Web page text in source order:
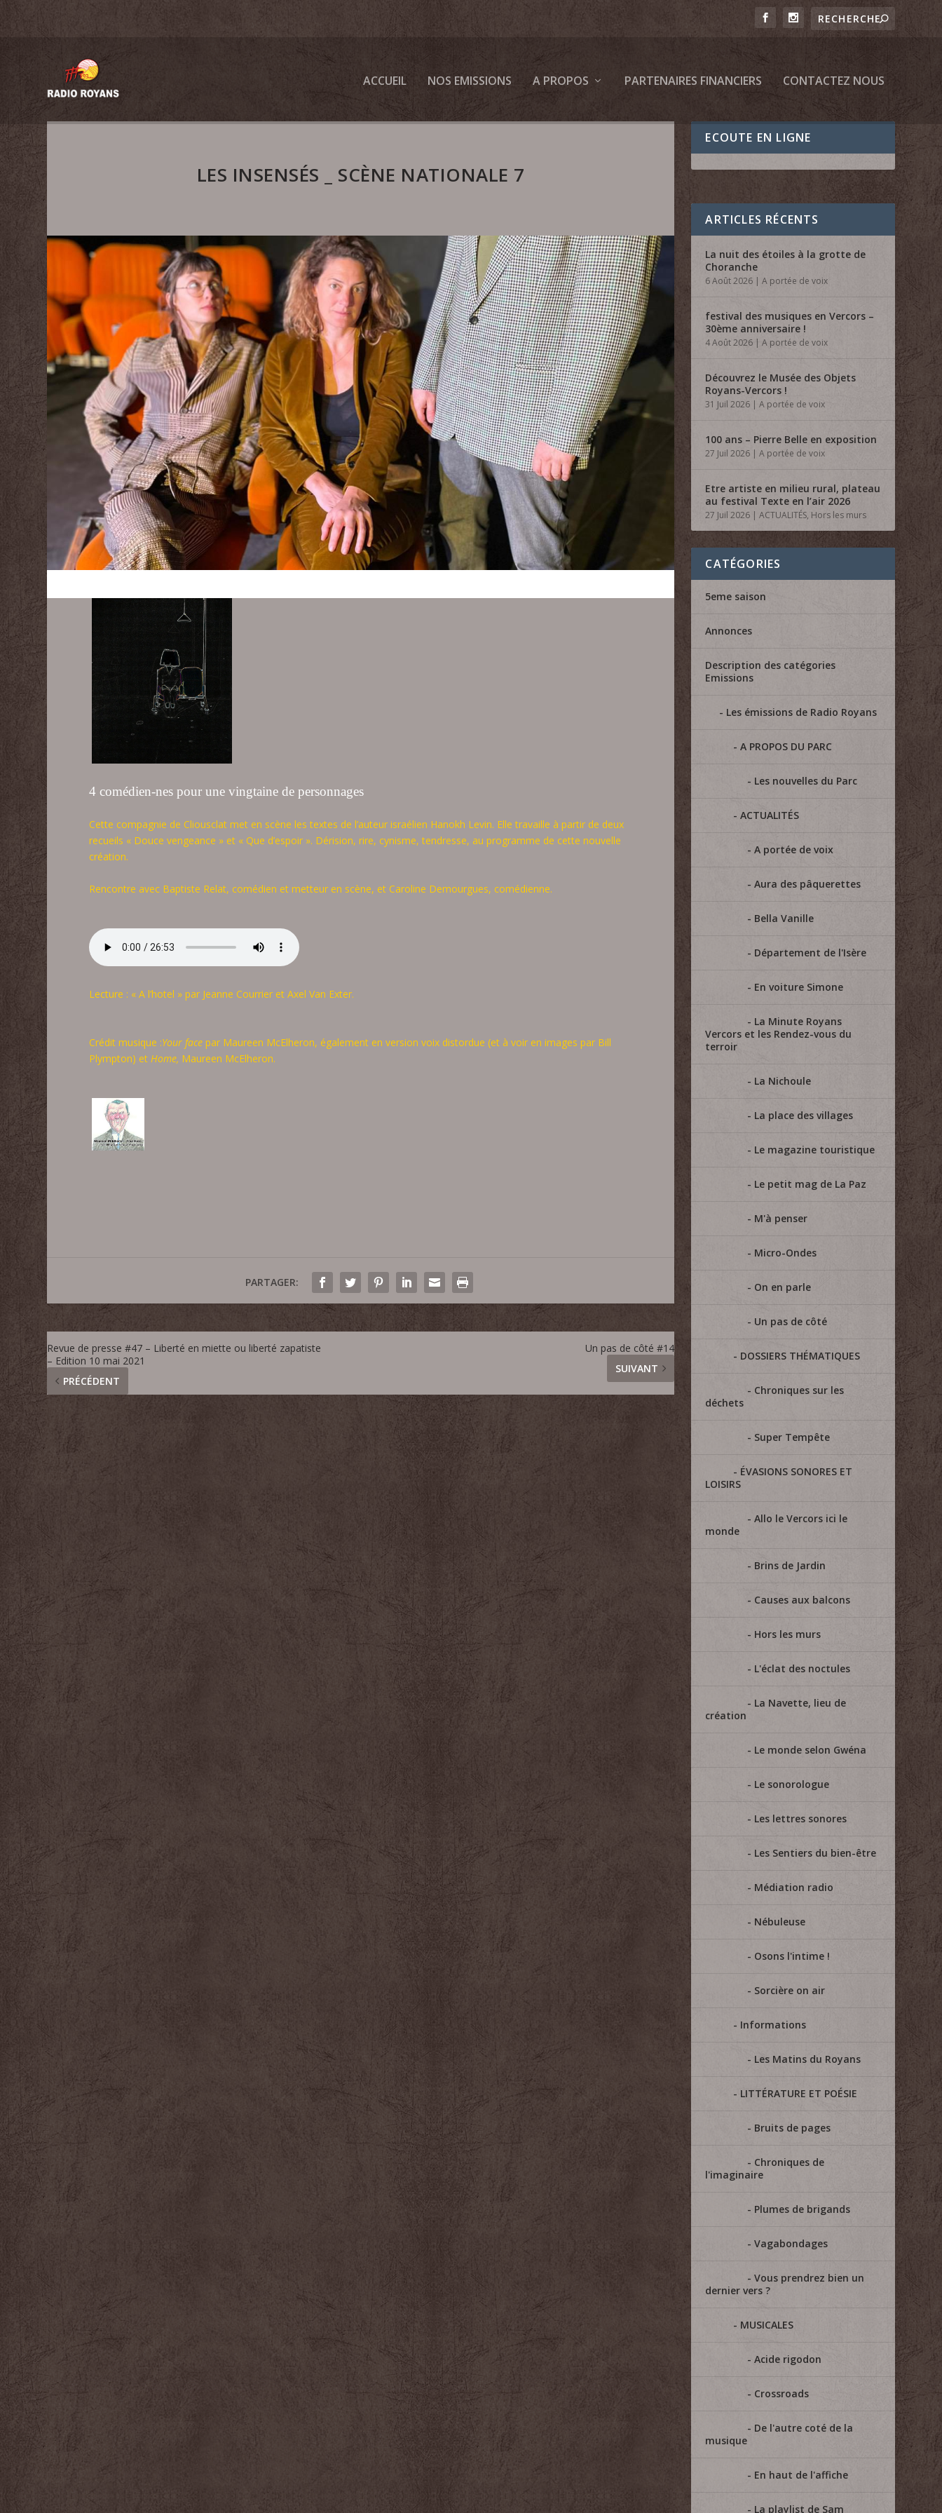
ACCUEIL NOS EMISSIONS A PROPOS PARTENAIRES FINANCIERS CONTACTEZ NOUS
LES INSENSÉS _ SCÈNE NATIONALE 7
4 comédien-nes pour une vingtaine de personnages
Cette compagnie de Cliousclat met en scène les textes de l’auteur israélien Hanokh Levin. Elle travaille à partir de deux
recueils « Douce vengeance » et « Que d’espoir ». Dérision, rire, cynisme, tendresse, au programme de cette nouvelle
création.
Rencontre avec Baptiste Relat, comédien et metteur en scène, et Caroline Demourgues, comédienne.
Lecture : « A l’hotel » par Jeanne Courrier et Axel Van Exter.
Crédit musique :Your face par Maureen McElheron, également en version voix distordue (et à voir en images par Bill
Plympton) etHome, Maureen McElheron.
PARTAGER:
Revue de presse #47 – Liberté en miette ou liberté zapatiste
– Edition 10 mai 2021
PRÉCÉDENT
Un pas de côté #14
SUIVANT
ECOUTE EN LIGNE
ARTICLES RÉCENTS
La nuit des étoiles à la grotte de
Choranche
6 Août 2026 |A portée de voix
festival des musiques en Vercors –
30ème anniversaire !
4 Août 2026 |A portée de voix
Découvrez le Musée des Objets
Royans-Vercors !
31 Juil 2026 |A portée de voix
100 ans – Pierre Belle en exposition
27 Juil 2026 |A portée de voix
Etre artiste en milieu rural, plateau
au festival Texte en l’air 2026
27 Juil 2026 |ACTUALITÉS, Hors les murs
CATÉGORIES
5eme saison
Annonces
Description des catégories
Emissions
Les émissions de Radio Royans
A PROPOS DU PARC
Les nouvelles du Parc
ACTUALITÉS
A portée de voix
Aura des pâquerettes
Bella Vanille
Département de l'Isère
En voiture Simone
La Minute Royans
Vercors et les Rendez-vous du
terroir
La Nichoule
La place des villages
Le magazine touristique
Le petit mag de La Paz
M'à penser
Micro-Ondes
On en parle
Un pas de côté
DOSSIERS THÉMATIQUES
Chroniques sur les
déchets
Super Tempête
ÉVASIONS SONORES ET
LOISIRS
Allo le Vercors ici le
monde
Brins de Jardin
Causes aux balcons
Hors les murs
L'éclat des noctules
La Navette, lieu de
création
Le monde selon Gwéna
Le sonorologue
Les lettres sonores
Les Sentiers du bien-être
Médiation radio
Nébuleuse
Osons l'intime !
Sorcière on air
Informations
Les Matins du Royans
LITTÉRATURE ET POÉSIE
Bruits de pages
Chroniques de
l'imaginaire
Plumes de brigands
Vagabondages
Vous prendrez bien un
dernier vers ?
MUSICALES
Acide rigodon
Crossroads
De l'autre coté de la
musique
En haut de l'affiche
La playlist de Sam